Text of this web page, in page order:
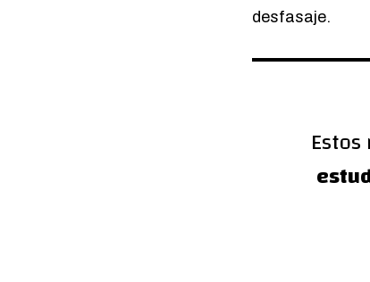
desfasaje.